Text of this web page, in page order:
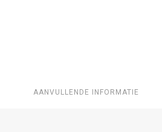
AANVULLENDE INFORMATIE